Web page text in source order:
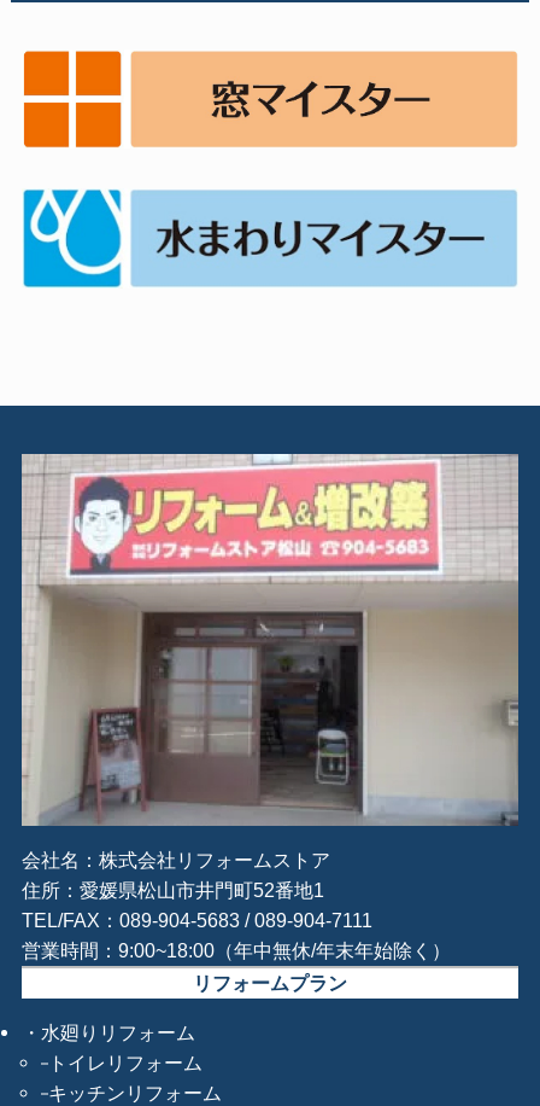
会社名：株式会社リフォームストア
住所：愛媛県松山市井門町52番地1
TEL/FAX：089-904-5683 / 089-904-7111
営業時間：9:00~18:00（年中無休/年末年始除く）
リフォームプラン
水廻りリフォーム
トイレリフォーム
キッチンリフォーム